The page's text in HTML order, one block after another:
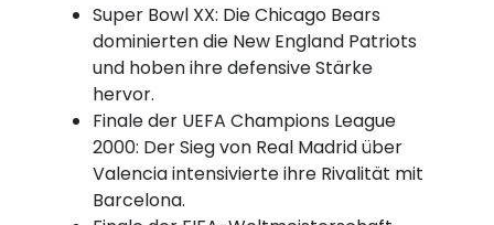
Super Bowl XX: Die Chicago Bears
dominierten die New England Patriots
und hoben ihre defensive Stärke
hervor.
Finale der UEFA Champions League
2000: Der Sieg von Real Madrid über
Valencia intensivierte ihre Rivalität mit
Barcelona.